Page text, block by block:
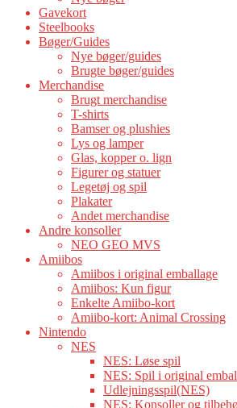
Gavekort
Steelbooks
Bøger/Guides
Nye bøger/guides
Brugte bøger/guides
Merchandise
Brugt merchandise
T-shirts
Bamser og plushies
Lys og lamper
Glas, kopper o. lign
Figurer og statuer
Legetøj og spil
Plakater
Andet merchandise
Andre konsoller
NEO GEO MVS
Amiibos
Amiibos i original emballage
Amiibos: Kun figur
Enkelte Amiibo-kort
Amiibo-kort: Animal Crossing
Nintendo
NES
NES: Løse spil
NES: Spil i original
Udlejningsspil(NES)
NES: Konsoller og